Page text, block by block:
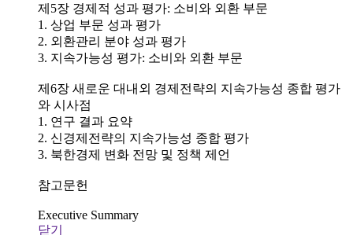
제5장 경제적 성과 평가: 소비와 외환 부문
1. 상업 부문 성과 평가
2. 외환관리 분야 성과 평가
3. 지속가능성 평가: 소비와 외환 부문
제6장 새로운 대내외 경제전략의 지속가능성 종합 평가
와 시사점
1. 연구 결과 요약
2. 신경제전략의 지속가능성 종합 평가
3. 북한경제 변화 전망 및 정책 제언
참고문헌
Executive Summary
닫기